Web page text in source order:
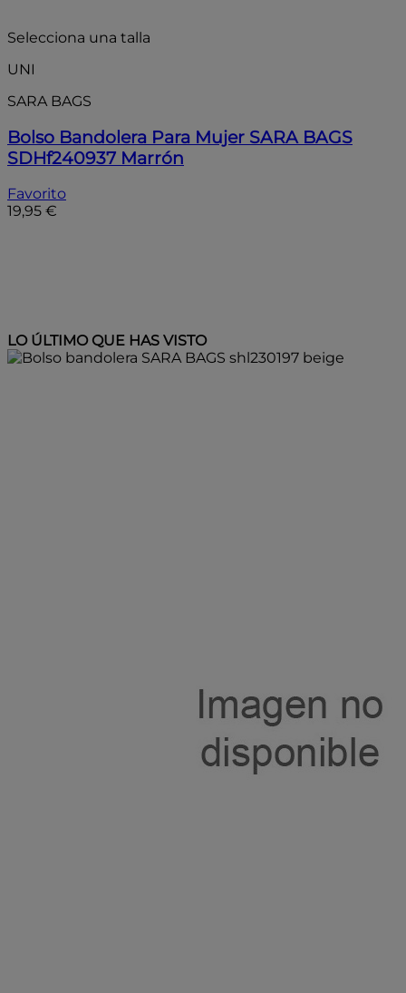
Selecciona una talla
UNI
SARA BAGS
Bolso Bandolera Para Mujer SARA BAGS
SDHf240937 Marrón
Favorito
19,95 €
LO ÚLTIMO QUE HAS VISTO